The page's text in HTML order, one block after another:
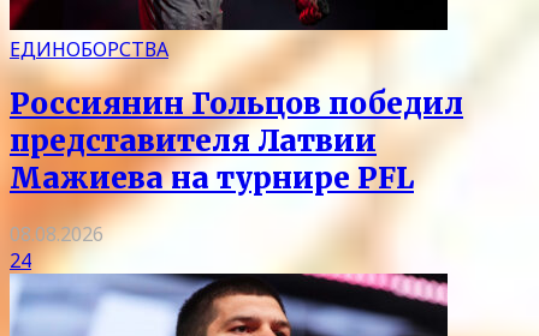
ЕДИНОБОРСТВА
Россиянин Гольцов победил
представителя Латвии
Мажиева на турнире PFL
08.08.2026
24